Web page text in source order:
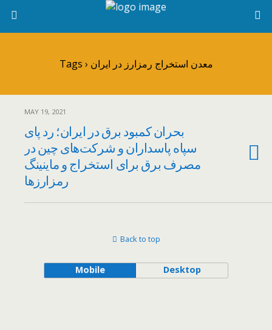
Tags › معدن استخراج رمزارز در ایران
MAY 19, 2021
بحران کمبود برق در ایران؛ رد پای
سپاه پاسداران و شرکت‌های چین در
مصرف برق برای استخراج و ماینینگ
رمزارز‌ها
Back to top
Mobile Desktop